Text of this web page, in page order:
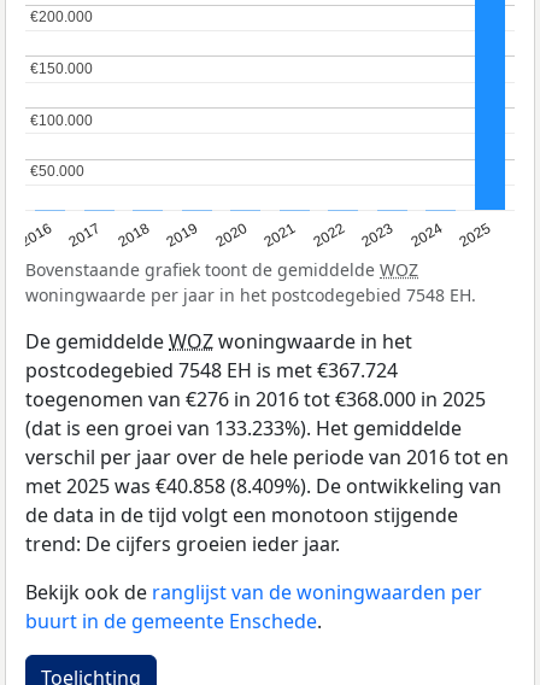
2016 2017 2018 2019 2020 2021 2022 2023 2024 2025
€50.000
€50.000
€100.000
€100.000
€150.000
€150.000
€200.000
€200.000
Bovenstaande grafiek toont de gemiddelde WOZ
woningwaarde per jaar in het postcodegebied 7548 EH.
De gemiddeldeWOZwoningwaarde in het
postcodegebied 7548 EH is met €367.724
toegenomen van €276 in 2016 tot €368.000 in 2025
(dat is een groei van 133.233%). Het gemiddelde
verschil per jaar over de hele periode van 2016 tot en
met 2025 was €40.858 (8.409%). De ontwikkeling van
de data in de tijd volgt een monotoon stijgende
trend: De cijfers groeien ieder jaar.
Bekijk ook de ranglijst van de woningwaarden per
buurt in de gemeente Enschede.
Toelichting